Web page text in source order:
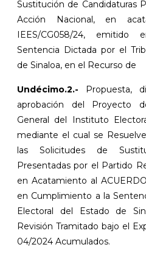
Sustitución de Candidaturas
Acción Nacional, en
IEES/CG058/24,
Sentencia Dictada por el
de Sinaloa, en el Recurso de
Undécimo.2.- Propuesta,
aprobación del Proyecto
General del Instituto
mediante el cual se
las Solicitudes de
Presentadas por el Partido
en Acatamiento al
en Cumplimiento a la
Electoral del Estado de
Revisión Tramitado bajo el
04/2024 Acumulados.